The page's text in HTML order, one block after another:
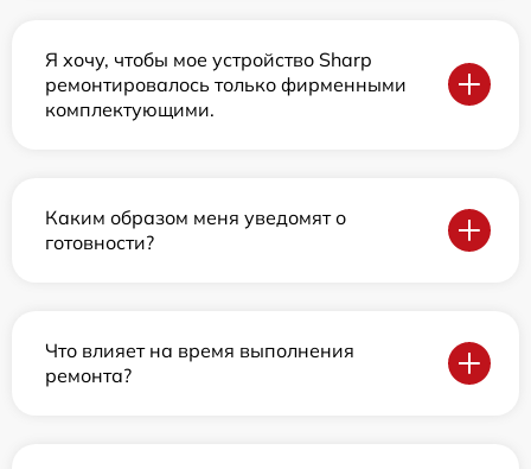
Я хочу, чтобы мое устройство Sharp
ремонтировалось только фирменными
комплектующими.
Каким образом меня уведомят о
готовности?
Что влияет на время выполнения
ремонта?